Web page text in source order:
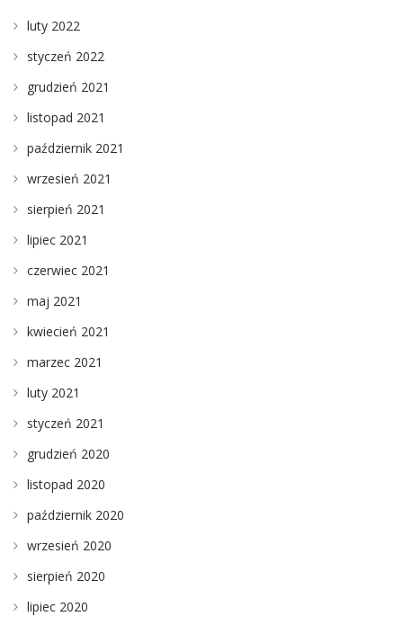
luty 2022
styczeń 2022
grudzień 2021
listopad 2021
październik 2021
wrzesień 2021
sierpień 2021
lipiec 2021
czerwiec 2021
maj 2021
kwiecień 2021
marzec 2021
luty 2021
styczeń 2021
grudzień 2020
listopad 2020
październik 2020
wrzesień 2020
sierpień 2020
lipiec 2020